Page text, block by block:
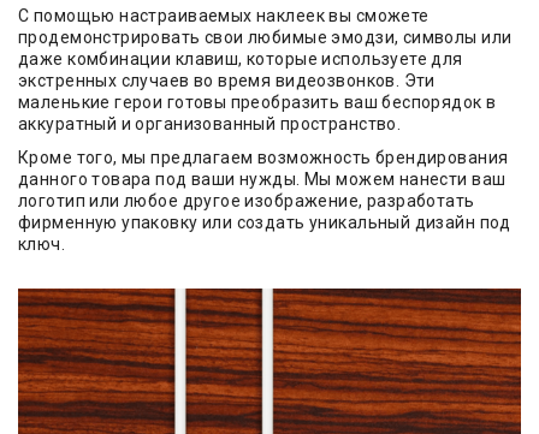
С помощью настраиваемых наклеек вы сможете
продемонстрировать свои любимые эмодзи, символы или
даже комбинации клавиш, которые используете для
экстренных случаев во время видеозвонков. Эти
маленькие герои готовы преобразить ваш беспорядок в
аккуратный и организованный пространство.
Кроме того, мы предлагаем возможность брендирования
данного товара под ваши нужды. Мы можем нанести ваш
логотип или любое другое изображение, разработать
фирменную упаковку или создать уникальный дизайн под
ключ.